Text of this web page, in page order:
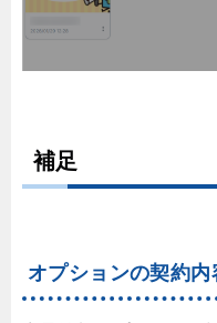
補足
オプションの契約